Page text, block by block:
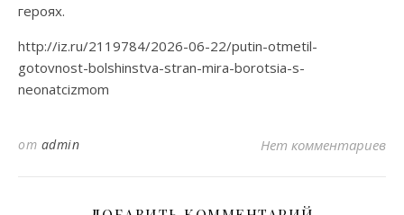
героях.
http://iz.ru/2119784/2026-06-22/putin-otmetil-
gotovnost-bolshinstva-stran-mira-borotsia-s-
neonatcizmom
от admin Нет комментариев